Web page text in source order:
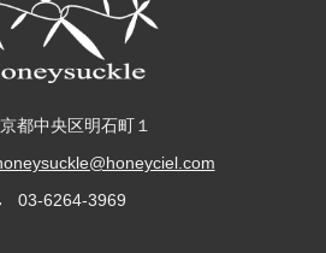
都中央区明石町１
03-6264-3969